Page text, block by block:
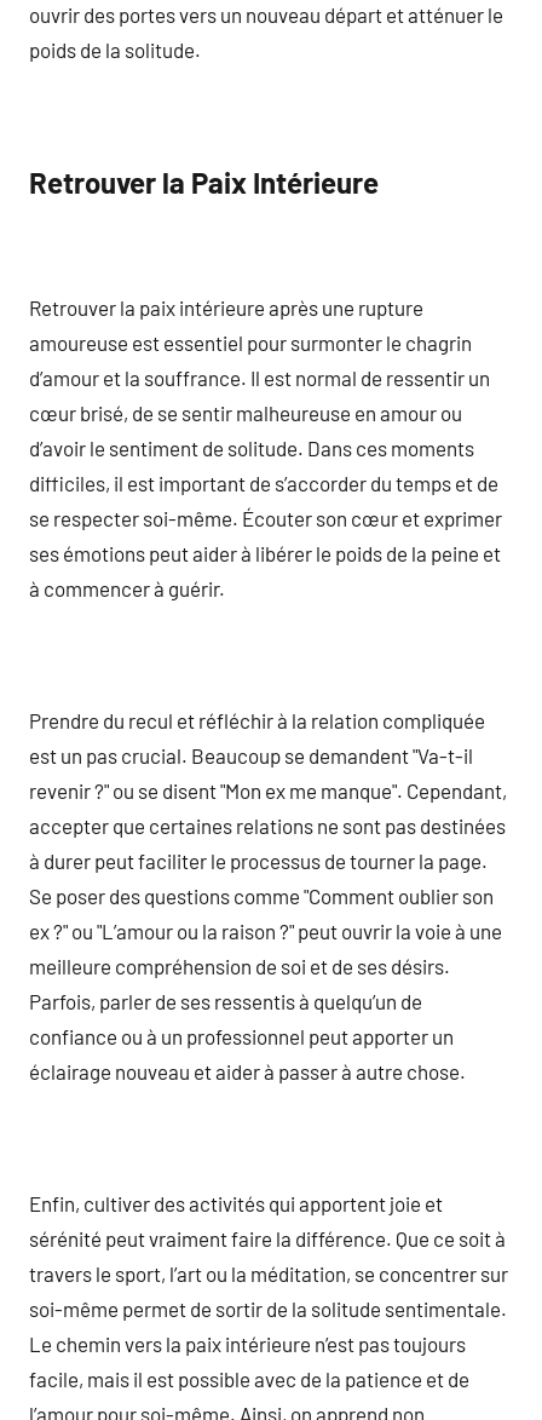
ouvrir des portes vers un nouveau départ et atténuer le
poids de la solitude.
Retrouver la Paix Intérieure
Retrouver la paix intérieure après une rupture
amoureuse est essentiel pour surmonter le chagrin
d’amour et la souffrance. Il est normal de ressentir un
cœur brisé, de se sentir malheureuse en amour ou
d’avoir le sentiment de solitude. Dans ces moments
difficiles, il est important de s’accorder du temps et de
se respecter soi-même. Écouter son cœur et exprimer
ses émotions peut aider à libérer le poids de la peine et
à commencer à guérir.
Prendre du recul et réfléchir à la relation compliquée
est un pas crucial. Beaucoup se demandent "Va-t-il
revenir ?" ou se disent "Mon ex me manque". Cependant,
accepter que certaines relations ne sont pas destinées
à durer peut faciliter le processus de tourner la page.
Se poser des questions comme "Comment oublier son
ex ?" ou "L’amour ou la raison ?" peut ouvrir la voie à une
meilleure compréhension de soi et de ses désirs.
Parfois, parler de ses ressentis à quelqu’un de
confiance ou à un professionnel peut apporter un
éclairage nouveau et aider à passer à autre chose.
Enfin, cultiver des activités qui apportent joie et
sérénité peut vraiment faire la différence. Que ce soit à
travers le sport, l’art ou la méditation, se concentrer sur
soi-même permet de sortir de la solitude sentimentale.
Le chemin vers la paix intérieure n’est pas toujours
facile, mais il est possible avec de la patience et de
l’amour pour soi-même. Ainsi, on apprend non